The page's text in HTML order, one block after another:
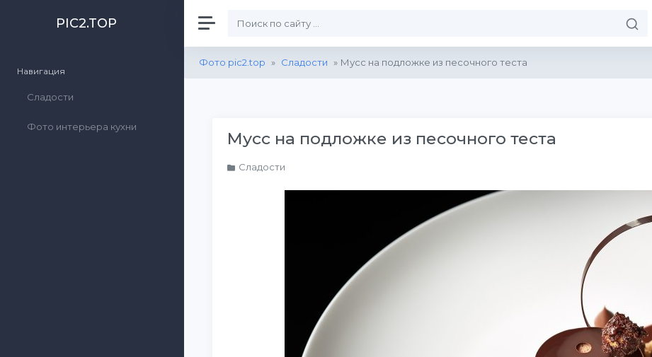
PIC2.TOP
Навигация
Сладости
Фото интерьера кухни
Фото pic2.top » Сладости » Мусс на подложке из песочного теста
Мусс на подложке из песочного теста
Сладости